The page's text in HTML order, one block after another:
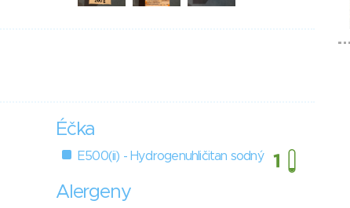
Éčka
E500(ii) - Hydrogenuhličitan sodný
Alergeny